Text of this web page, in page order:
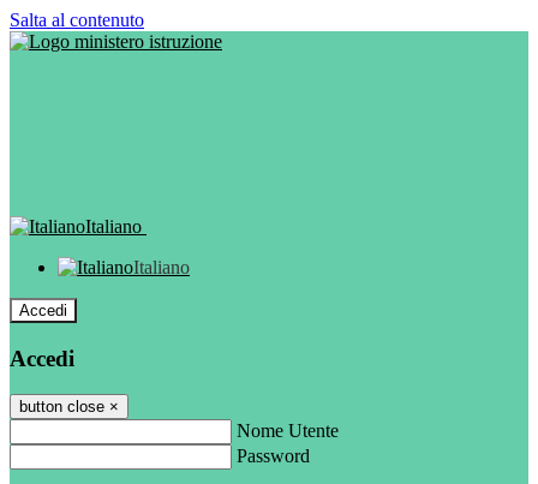
Salta al contenuto
Italiano
Italiano
Accedi
Accedi
button close ×
Nome Utente
Password